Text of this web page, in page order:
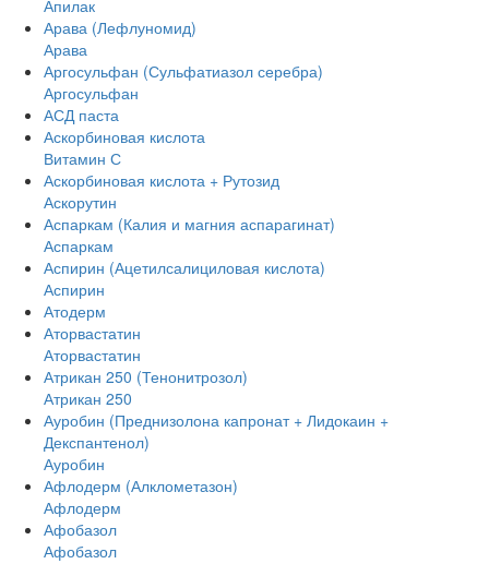
Апилак
Арава (Лефлуномид)
Арава
Аргосульфан (Сульфатиазол серебра)
Аргосульфан
АСД паста
Аскорбиновая кислота
Витамин С
Аскорбиновая кислота + Рутозид
Аскорутин
Аспаркам (Калия и магния аспарагинат)
Аспаркам
Аспирин (Ацетилсалициловая кислота)
Аспирин
Атодерм
Аторвастатин
Аторвастатин
Атрикан 250 (Тенонитрозол)
Атрикан 250
Ауробин (Преднизолона капронат + Лидокаин +
Декспантенол)
Ауробин
Афлодерм (Алклометазон)
Афлодерм
Афобазол
Афобазол